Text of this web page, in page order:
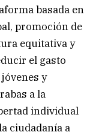
basada en
promoción de
equitativa y
el gasto
y
a la
individual
ciudadanía a